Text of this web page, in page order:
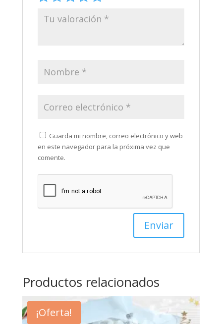
Guarda mi nombre, correo electrónico y web
en este navegador para la próxima vez que
comente.
Productos relacionados
¡Oferta!